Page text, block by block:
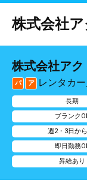
株式会社
株式会社ア
パ ア レンタカ
長期
ブランク
週2・3日か
即日勤務
昇給あり